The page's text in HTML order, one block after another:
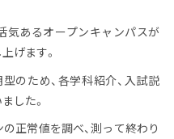
気あるオープンキャンパスが
げます。
のため、各学科紹介、入試説
した。
正常値を調べ、測って終わり